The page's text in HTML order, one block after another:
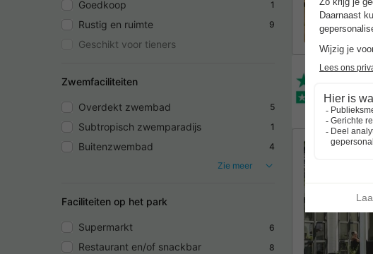
Goedkoop 1
Rustig en ruimte 9
Geschikt voor tieners
Zwemfaciliteiten
Overdekt zwembad 5
Subtropisch zwemparadijs 1
Buitenzwembad
4
Zie meer
Faciliteiten op het park
Supermarkt 6
Restaurant en/of snackbar 8